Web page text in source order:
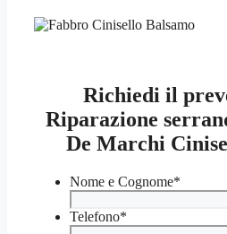
Richiedi il
Riparazione
De Marchi
Nome e Cognome*
Telefono*